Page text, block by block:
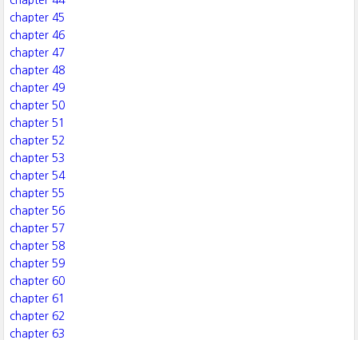
chapter 45
chapter 46
chapter 47
chapter 48
chapter 49
chapter 50
chapter 51
chapter 52
chapter 53
chapter 54
chapter 55
chapter 56
chapter 57
chapter 58
chapter 59
chapter 60
chapter 61
chapter 62
chapter 63